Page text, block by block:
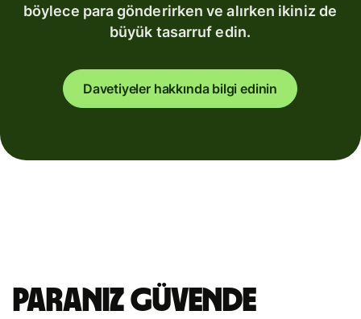
böylece para gönderirken ve alırken ikiniz de
büyük tasarruf edin.
Davetiyeler hakkında bilgi edinin
Paranız güvende